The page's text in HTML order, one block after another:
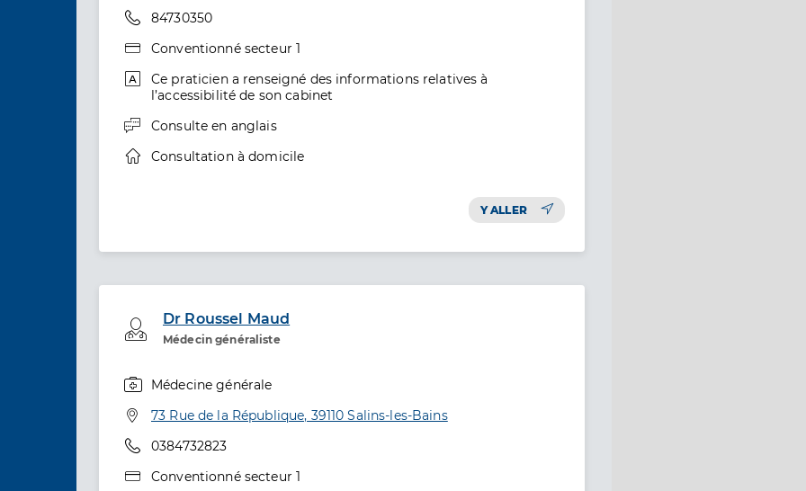
Téléphone
84730350
Type de convention
Conventionné secteur 1
informations relatives à l’accessibilité
Ce praticien a renseigné des informations relatives à
l’accessibilité de son cabinet
informations relatives aux langues
Consulte en anglais
informations relatives à la téléconsultation
Consultation à domicile
Y ALLER
Dr Roussel Maud
Médecin généraliste
Professionel de santé
Médecine générale
Adresse
73 Rue de la République, 39110 Salins-les-Bains
Téléphone
0384732823
Type de convention
Conventionné secteur 1